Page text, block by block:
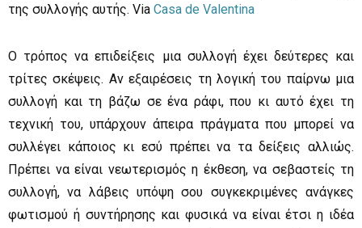
της συλλογής αυτής. Via Casa de Valentina
Ο τρόπος να επιδείξεις μια συλλογή έχει δεύτερες και
τρίτες σκέψεις. Αν εξαιρέσεις τη λογική του παίρνω μια
συλλογή και τη βάζω σε ένα ράφι, που κι αυτό έχει τη
τεχνική του, υπάρχουν άπειρα πράγματα που μπορεί να
συλλέγει κάποιος κι εσύ πρέπει να τα δείξεις αλλιώς.
Πρέπει να είναι νεωτερισμός η έκθεση, να σεβαστείς τη
συλλογή, να λάβεις υπόψη σου συγκεκριμένες ανάγκες
φωτισμού ή συντήρησης και φυσικά να είναι έτσι η ιδέα